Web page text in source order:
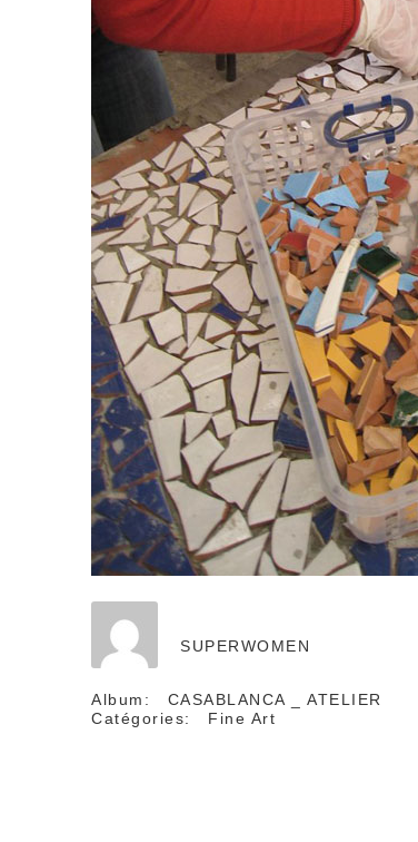
SUPERWOMEN
Album:
CASABLANCA _ ATELIER
Catégories:
Fine Art